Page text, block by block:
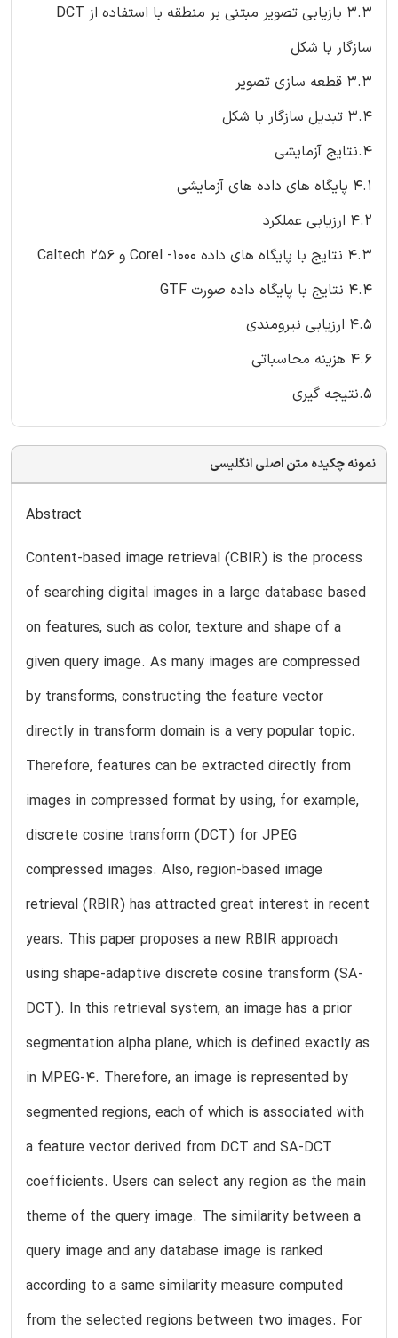
3.3 بازیابی تصویر مبتنی بر منطقه با استفاده از DCT
سازگار با شکل
3.3 قطعه سازی تصویر
3.4 تبدیل سازگار با شکل
4.نتایج آزمایشی
4.1 پایگاه های داده های آزمایشی
4.2 ارزیابی عملکرد
4.3 نتایج با پایگاه های داده 1000- Corel و 256 Caltech
4.4 نتایج با پایگاه داده صورت GTF
4.5 ارزیابی نیرومندی
4.6 هزینه محاسباتی
5.نتیجه گیری
نمونه چکیده متن اصلی انگلیسی
Abstract
Content-based image retrieval (CBIR) is the process
of searching digital images in a large database based
on features, such as color, texture and shape of a
given query image. As many images are compressed
by transforms, constructing the feature vector
directly in transform domain is a very popular topic.
Therefore, features can be extracted directly from
images in compressed format by using, for example,
discrete cosine transform (DCT) for JPEG
compressed images. Also, region-based image
retrieval (RBIR) has attracted great interest in recent
years. This paper proposes a new RBIR approach
using shape-adaptive discrete cosine transform (SA-
DCT). In this retrieval system, an image has a prior
segmentation alpha plane, which is defined exactly as
in MPEG-4. Therefore, an image is represented by
segmented regions, each of which is associated with
a feature vector derived from DCT and SA-DCT
coefficients. Users can select any region as the main
theme of the query image. The similarity between a
query image and any database image is ranked
according to a same similarity measure computed
from the selected regions between two images. For